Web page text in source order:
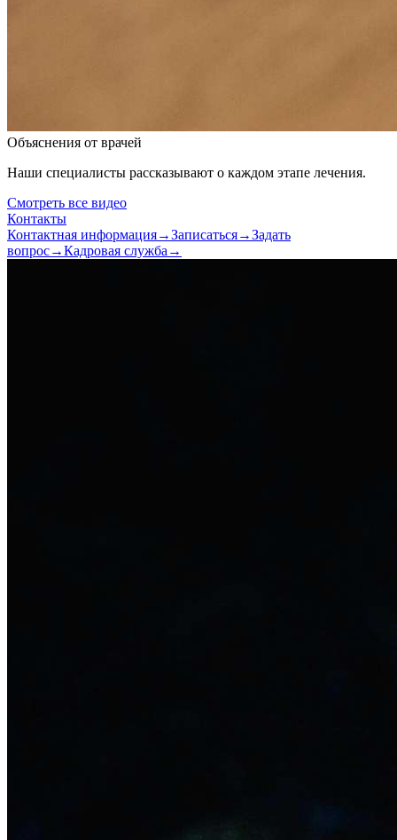
Объяснения от врачей
Наши специалисты рассказывают о каждом этапе лечения.
Смотреть все видео
Контакты
Контактная информация→Записаться→Задать
вопрос→Кадровая служба →